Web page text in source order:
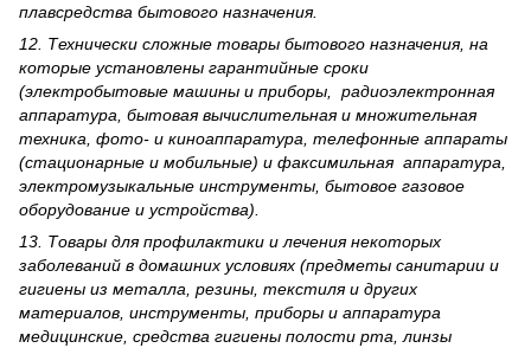
плавсредства бытового назначения.
12. Технически сложные товары бытового назна­чения, на
которые установлены гарантийные сроки
(электробытовые машины и приборы, радиоэлектронная
аппаратура, бытовая вычислительная и множительная
техника, фото- и киноаппаратура, телефонные аппараты
(стационарные и мобильные) и факсимильная аппаратура,
электрому­зыкальные инструменты, бытовое газовое
оборудование и устройства).
13. Товары для профилактики и лечения некоторых
заболеваний в домашних условиях (предметы санитарии и
гигиены из металла, резины, текстиля и других
материалов, инструменты, приборы и аппаратура
медицинские, средства гигиены полости рта, линзы